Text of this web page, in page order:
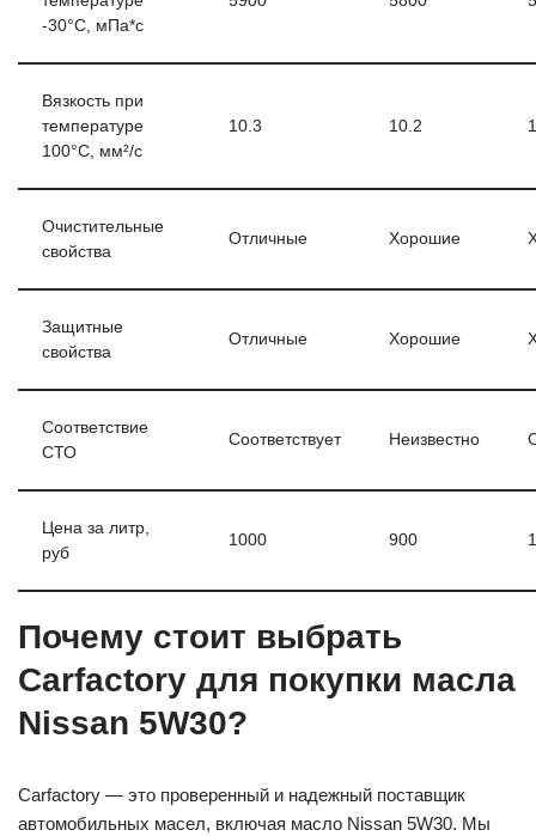
-30°C, мПа*с
Вязкость при
температуре
100°C, мм²/с
10.3 10.2
Очистительные
свойства
Отличные Хорошие
Защитные
свойства
Отличные Хорошие
Соответствие
СТО
Соответствует Неизвестно
Цена за литр,
руб
1000 900
Почему стоит выбрать
Carfactory для покупки масла
Nissan 5W30?
Carfactory — это проверенный и надежный поставщик
автомобильных масел, включая масло Nissan 5W30. Мы